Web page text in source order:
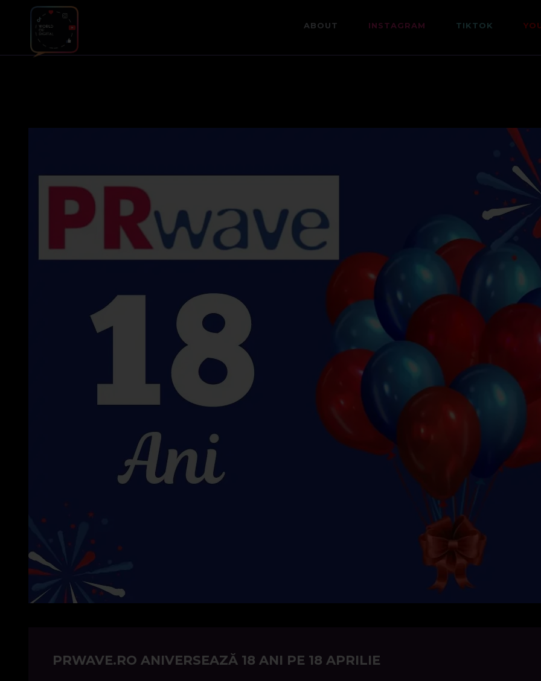
ABOUT INSTAGRAM TIKTOK
PRWAVE.RO ANIVERSEAZĂ 18 ANI PE 18 APRILIE